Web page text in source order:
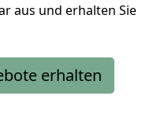
aus und erhalten Sie
erhalten